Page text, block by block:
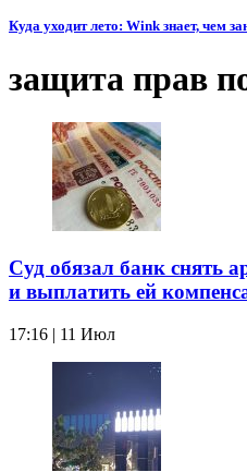
Куда уходит лето: Wink знает, чем
защита прав
Суд обязал банк снять
и выплатить ей
17:16 | 11 Июл